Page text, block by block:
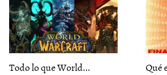
Todo lo que World... Qué